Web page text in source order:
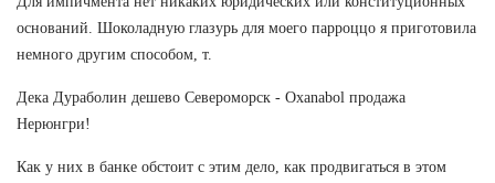
оснований. Шоколадную глазурь для моего парроццо я приготовила
немного другим способом, т.
Дека Дураболин дешево Североморск - Oxanabol продажа
Нерюнгри!
Как у них в банке обстоит с этим дело, как продвигаться в этом